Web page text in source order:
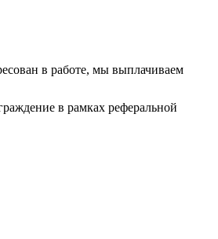
в работе, мы выплачиваем
в рамках реферальной